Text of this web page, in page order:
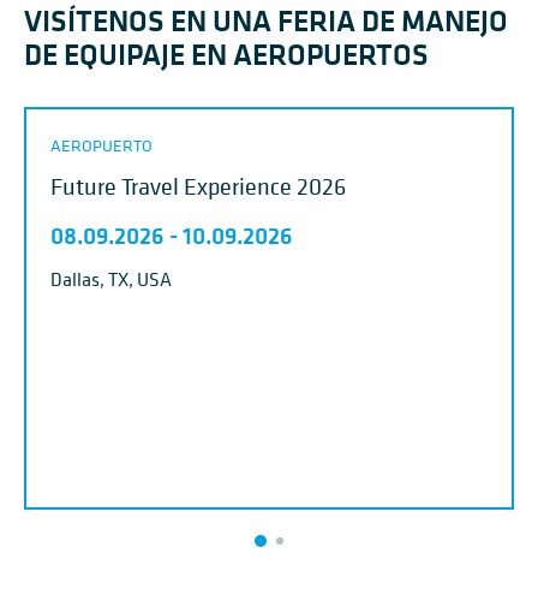
VISÍTENOS EN UNA FERIA DE MANEJO
DE EQUIPAJE EN AEROPUERTOS
AEROPUERTO
Future Travel Experience 2026
08.09.2026 -10.09.2026
Dallas, TX, USA